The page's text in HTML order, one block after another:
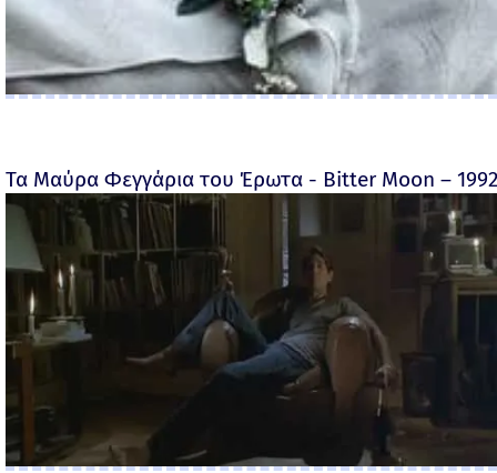
Τα Μαύρα Φεγγάρια του Έρωτα - Bitter Moon –